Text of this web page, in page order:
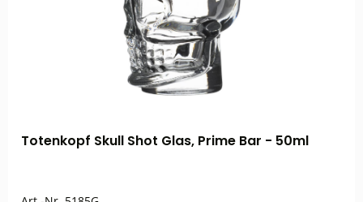
Totenkopf Skull Shot Glas, Prime Bar - 50ml